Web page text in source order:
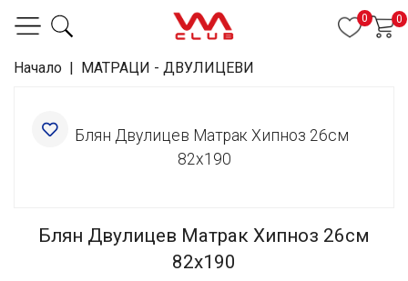
0 0
Начало | МАТРАЦИ - ДВУЛИЦЕВИ
Блян Двулицев Матрак Хипноз 26см
82x190